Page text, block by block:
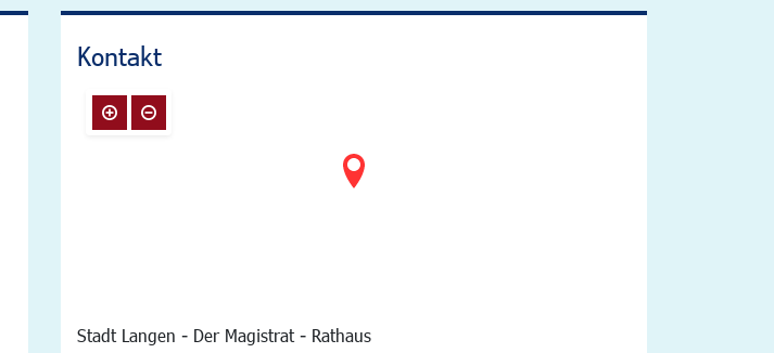
Kontakt
Stadt Langen - Der Magistrat - Rathaus